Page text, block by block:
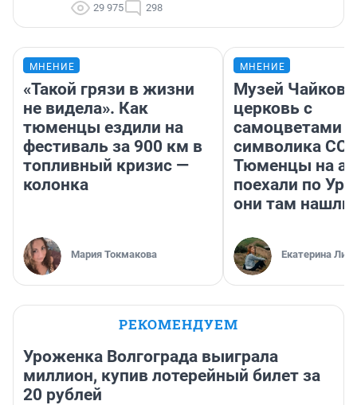
29 975 298
МНЕНИЕ
«Такой грязи в жизни
не видела». Как
тюменцы ездили на
фестиваль за 900 км в
топливный кризис —
колонка
Мария Токмакова
МНЕНИЕ
Музей
церковь с
самоцветами
символика
Тюменцы на
поехали по
они там нашли
Екатерина
РЕКОМЕНДУЕМ
Уроженка Волгограда выиграла
миллион, купив лотерейный билет за
20 рублей